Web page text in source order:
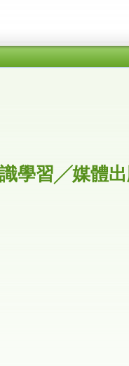
學習╱媒體